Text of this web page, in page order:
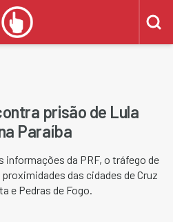
prisão de Lula
Paraíba
informações da PRF, o tráfego de
das cidades de Cruz
e Pedras de Fogo.